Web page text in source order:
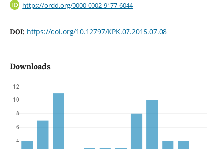
https://orcid.org/0000-0002-9177-6044
DOI: https://doi.org/10.12797/KPK.07.2015.07.08
Downloads